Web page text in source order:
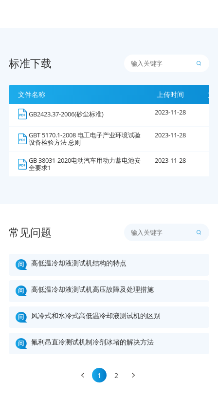
标准下载
文件名称 上传时间 文
GB2423.37-2006(砂尘标准) 2023-11-28
GBT 5170.1-2008 电工电子产业环境试验
设备检验方法 总则
2023-11-28
GB 38031-2020电动汽车用动力蓄电池安
全要求1
2023-11-28
常见问题
高低温冷却液测试机结构的特点
高低温冷却液测试机高压故障及处理措施
风冷式和水冷式高低温冷却液测试机的区别
氟利昂直冷测试机制冷剂冰堵的解决方法
1 2